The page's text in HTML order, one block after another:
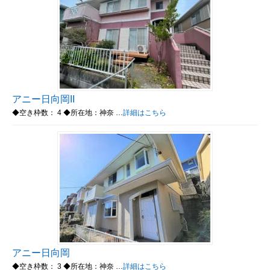
アニー日向岡II
◆空き枠数： 4 ◆所在地：神奈 … 詳細はこちら
アニー日向岡
◆空き枠数： 3 ◆所在地：神奈 … 詳細はこちら